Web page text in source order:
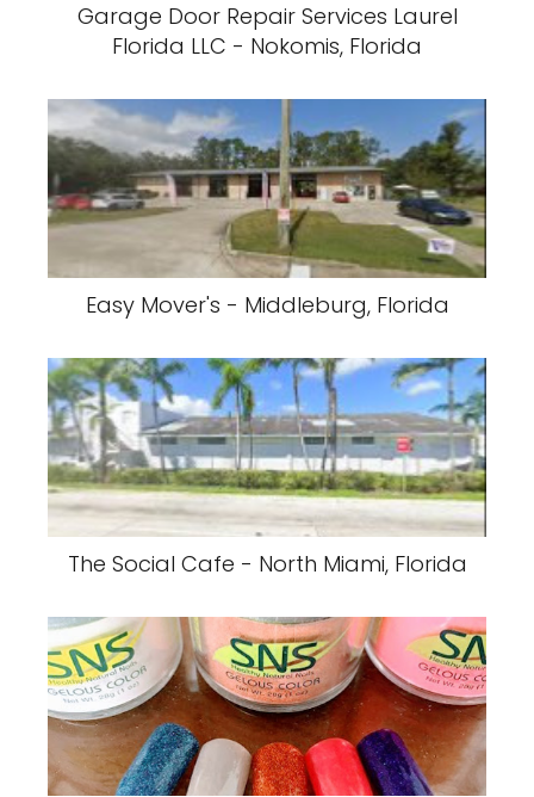
Garage Door Repair Services Laurel
Florida LLC - Nokomis, Florida
Easy Mover's - Middleburg, Florida
The Social Cafe - North Miami, Florida